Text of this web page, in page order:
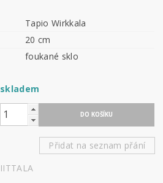
Tapio Wirkkala
20 cm
foukané sklo
skladem
Přidat na seznam přání
IITTALA